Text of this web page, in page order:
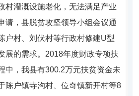
村灌溉设施老化，无法满足产业
请，县脱贫攻坚领导小组会议通
户村、刘伏村等行政村修建U型
展的需求。2018年度财政专项扶
中，我县有300.2万元扶贫资金未
陈户镇寺沟村、位奇镇新开村等8